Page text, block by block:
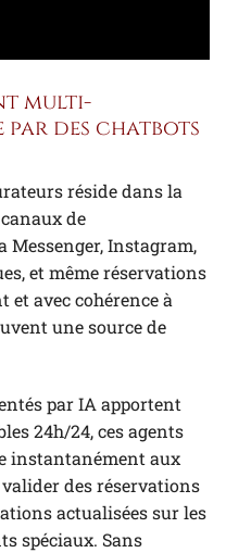
multi-
par des chatbots
réside dans la
de
Messenger, Instagram,
et même réservations
et avec cohérence à
une source de
par IA apportent
24h/24, ces agents
instantanément aux
des réservations
actualisées sur les
spéciaux. Sans